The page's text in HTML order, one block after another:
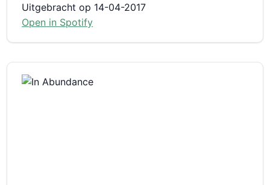
Uitgebracht op 14-04-2017
Open in Spotify